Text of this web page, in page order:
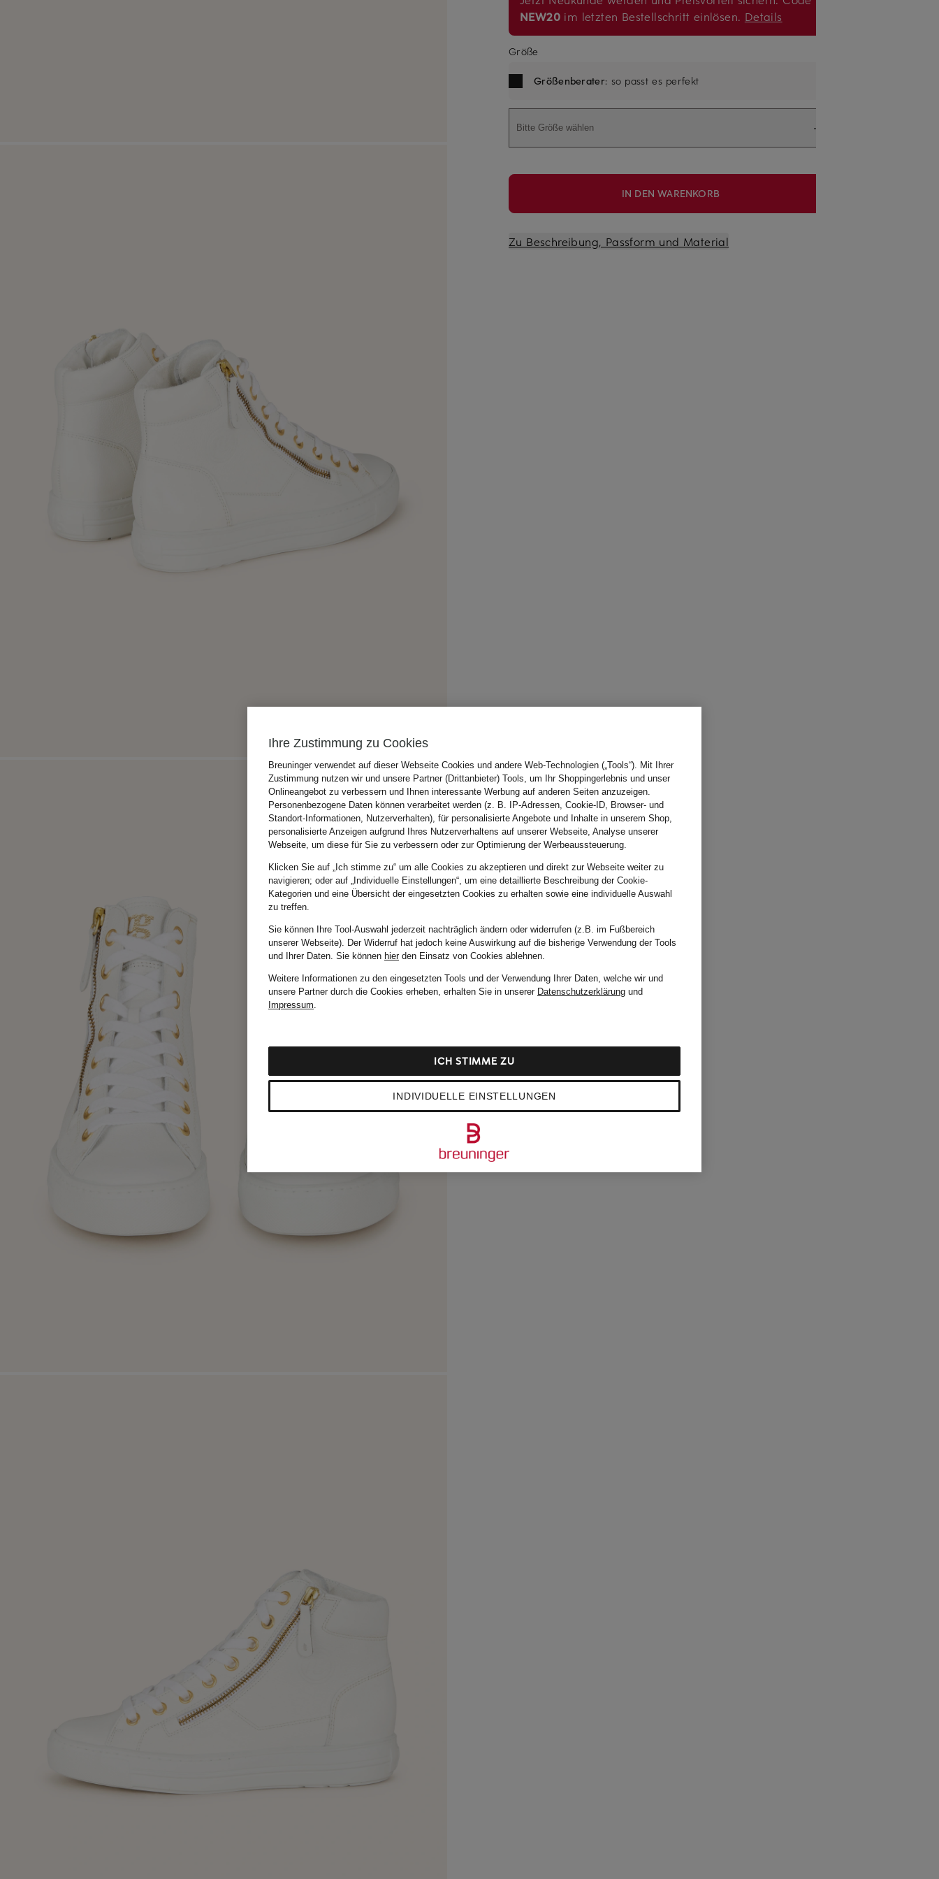
NEW20 im letzten Bestellschritt einlösen. Details
Größe
Größenberater: so passt es perfekt
Bitte Größe wählen
IN DEN WARENKORB
Zu Beschreibung, Passform und Material
Ihre Zustimmung zu Cookies
Breuninger verwendet auf dieser Webseite Cookies und andere Web-Technologien („Tools“). Mit Ihrer
Zustimmung nutzen wir und unsere Partner (Drittanbieter) Tools, um Ihr Shoppingerlebnis und unser
Onlineangebot zu verbessern und Ihnen interessante Werbung auf anderen Seiten anzuzeigen.
Personenbezogene Daten können verarbeitet werden (z. B. IP-Adressen, Cookie-ID, Browser- und
Standort-Informationen, Nutzerverhalten), für personalisierte Angebote und Inhalte in unserem Shop,
personalisierte Anzeigen aufgrund Ihres Nutzerverhaltens auf unserer Webseite, Analyse unserer
Webseite, um diese für Sie zu verbessern oder zur Optimierung der Werbeaussteuerung.
Klicken Sie auf „Ich stimme zu“ um alle Cookies zu akzeptieren und direkt zur Webseite weiter zu
navigieren; oder auf „Individuelle Einstellungen“, um eine detaillierte Beschreibung der Cookie-
Kategorien und eine Übersicht der eingesetzten Cookies zu erhalten sowie eine individuelle Auswahl
zu treffen.
Sie können Ihre Tool-Auswahl jederzeit nachträglich ändern oder widerrufen (z.B. im Fußbereich
unserer Webseite). Der Widerruf hat jedoch keine Auswirkung auf die bisherige Verwendung der Tools
und Ihrer Daten. Sie können hierden Einsatz von Cookies ablehnen.
Weitere Informationen zu den eingesetzten Tools und der Verwendung Ihrer Daten, welche wir und
unsere Partner durch die Cookies erheben, erhalten Sie in unserer Datenschutzerklärung und
Impressum.
INDIVIDUELLE EINSTELLUNGEN
ICH STIMME ZU